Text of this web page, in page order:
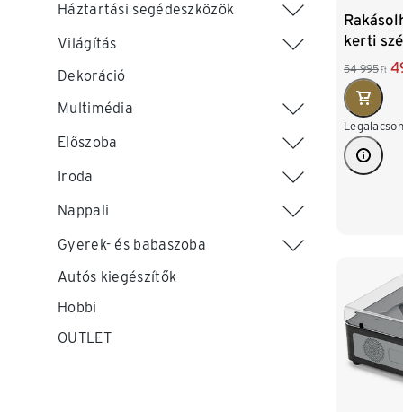
Háztartási segédeszközök
Világítás
Dekoráció
Multimédia
Előszoba
Iroda
Nappali
Gyerek- és babaszoba
Autós kiegészítők
Hobbi
OUTLET
kerti
54 995 Ft